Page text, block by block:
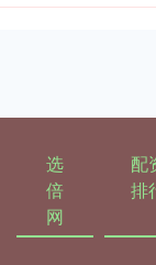
选
倍
网
配
排